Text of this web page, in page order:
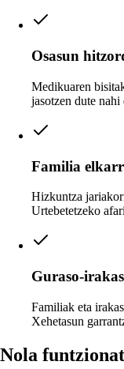
Osasun
Medikuaren
jasotzen dute
Familia
Hizkuntza
Urtebetetzeko
Guraso-
Familiak eta
Xehetasun
Nola